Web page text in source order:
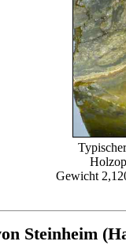
Gewicht
Steinheim